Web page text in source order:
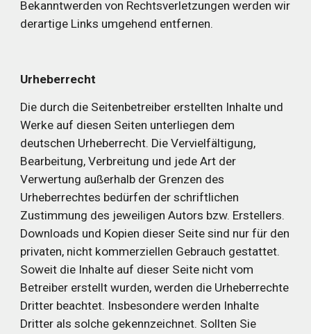
Bekanntwerden von Rechtsverletzungen werden wir
derartige Links umgehend entfernen.
Urheberrecht
Die durch die Seitenbetreiber erstellten Inhalte und
Werke auf diesen Seiten unterliegen dem
deutschen Urheberrecht. Die Vervielfältigung,
Bearbeitung, Verbreitung und jede Art der
Verwertung außerhalb der Grenzen des
Urheberrechtes bedürfen der schriftlichen
Zustimmung des jeweiligen Autors bzw. Erstellers.
Downloads und Kopien dieser Seite sind nur für den
privaten, nicht kommerziellen Gebrauch gestattet.
Soweit die Inhalte auf dieser Seite nicht vom
Betreiber erstellt wurden, werden die Urheberrechte
Dritter beachtet. Insbesondere werden Inhalte
Dritter als solche gekennzeichnet. Sollten Sie